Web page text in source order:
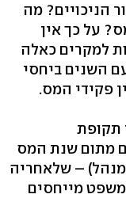
הניכויים? מה
על כך אין
למקרים כאלה
השנים ביחסי
פקידי המס.
תקופת
מתום שנת המס
באישור המנהל) – שלאחריה
מייחסים